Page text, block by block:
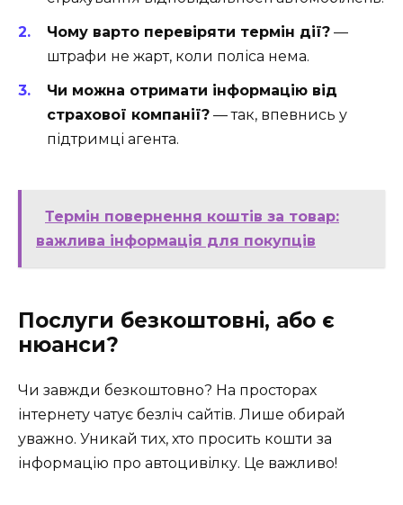
Чому варто перевіряти термін дії? —
штрафи не жарт, коли поліса нема.
Чи можна отримати інформацію від
страхової компанії? — так, впевнись у
підтримці агента.
Термін повернення коштів за товар:
важлива інформація для покупців
Послуги безкоштовні, або є
нюанси?
Чи завжди безкоштовно? На просторах
інтернету чатує безліч сайтів. Лише обирай
уважно. Уникай тих, хто просить кошти за
інформацію про автоцивілку. Це важливо!